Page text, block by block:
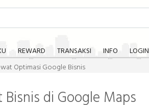
REWARD TRANSAKSI INFO
LOGIN
Optimasi Google Bisnis
di Google Maps